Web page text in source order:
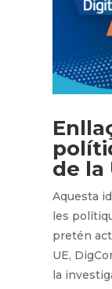
de la
Aquesta
les
pretén
UE,
la